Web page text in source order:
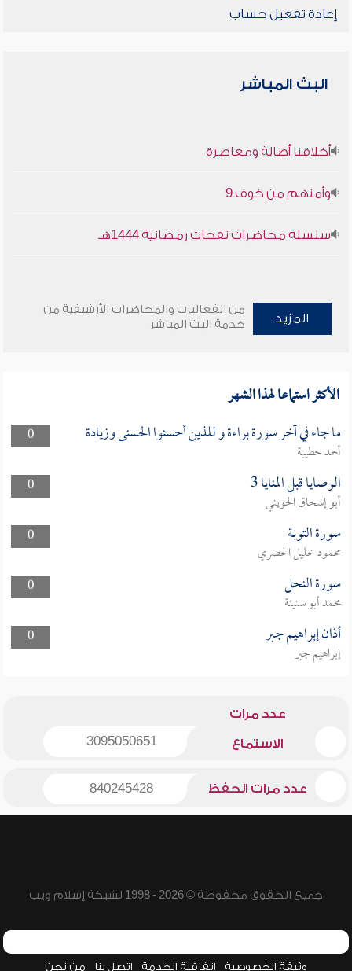
إعادة تفعيل حساب
البث المباشر
أخلاقنا أصالة ومعاصرة
وأمنهم من خوف 9
سلسلة محاضرات نفحات رمضانية 1444هـ
المزيد
من الفعاليات والمحاضرات الأرشيفية من
خدمة البث المباشر
الأكثر استماعا لهذا الشهر
0 ما جاء في آخر سورة براءة و للذين أحسنوا الحسنى وزيادة
أحمد حطيبة
0
الوصايا قبل المنايا 3
أبو إسحاق الحويني
0
سورة التوبة
محمود خليل الحصري
0
سورة النحل
محمد أبو سنينة
0
أذان إبراهيم جبر
إبراهيم جبر
عدد مرات
الاستماع 3095050651
عدد مرات الحفظ 840245428
جميع الحقوق محفوظة © 2026 - 1998 لشبكة إسلام ويب
وثيقة الخصوصية اتفاقية الخدمة اتصل بنا من نحن